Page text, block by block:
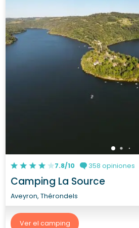
7.8/10 358 opiniones
Camping La Source
Aveyron, Thérondels
Ver el camping